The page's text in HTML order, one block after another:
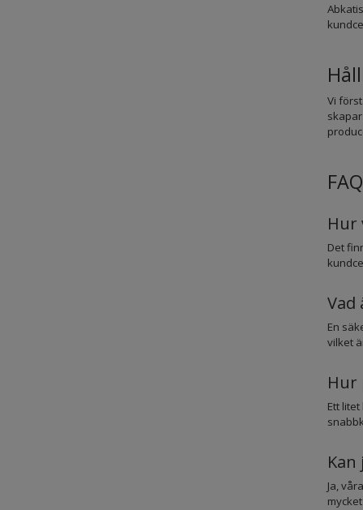
Vi
Hur
Det
Vad
En
vilket
Hur
Ett
Ja,